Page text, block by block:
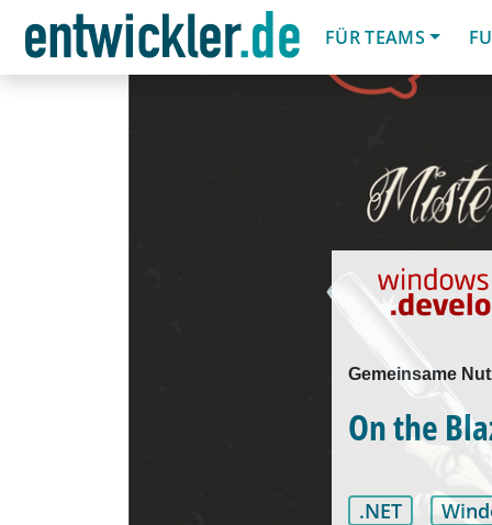
FÜR TEAMS
Gemeinsame
On the
.NET